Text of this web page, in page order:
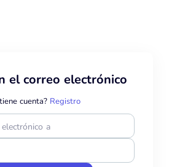
el correo electrónico
cuenta? Registro
a